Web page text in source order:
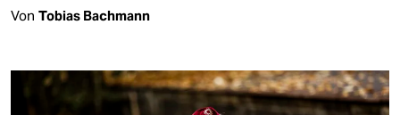
Von Tobias Bachmann